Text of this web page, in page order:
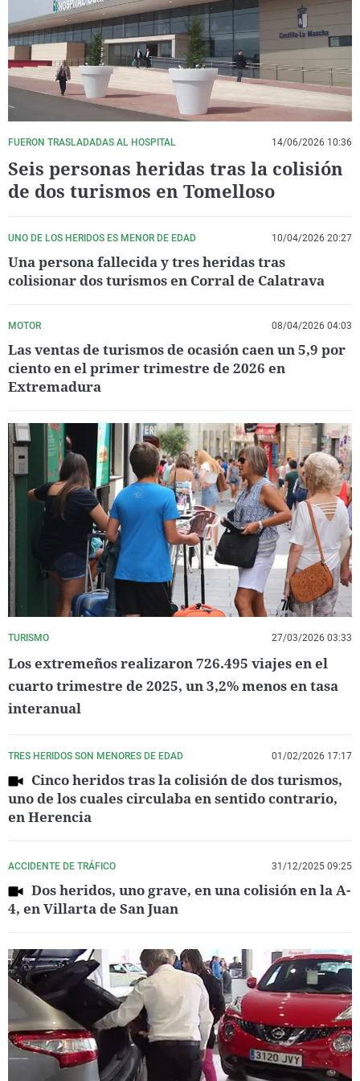
La rosa de los vientos
Gente viajera
Como el perro y el
Caso
Retornados
Equipo de
Operación Viuda
Extremadura
Galicia
La Rioja
Navarra
País Vasco
Virales
Televisión
Elecciones
FUERON TRASLADADAS AL HOSPITAL 14/06/2026 10:36
Seis personas heridas tras la colisión
de dos turismos en Tomelloso
UNO DE LOS HERIDOS ES MENOR DE EDAD 10/04/2026 20:27
Una persona fallecida y tres heridas tras
colisionar dos turismos en Corral de Calatrava
MOTOR 08/04/2026 04:03
Las ventas de turismos de ocasión caen un 5,9 por
ciento en el primer trimestre de 2026 en
Extremadura
TURISMO 27/03/2026 03:33
Los extremeños realizaron 726.495 viajes en el
cuarto trimestre de 2025, un 3,2% menos en tasa
interanual
TRES HERIDOS SON MENORES DE EDAD 01/02/2026 17:17
Cinco heridos tras la colisión de dos turismos,
uno de los cuales circulaba en sentido contrario,
en Herencia
ACCIDENTE DE TRÁFICO 31/12/2025 09:25
Dos heridos, uno grave, en una colisión en la A-
4, en Villarta de San Juan